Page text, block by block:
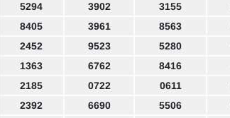
5294 3902 3155
8405 3961 8563
2452 9523 5280
1363 6762 8416
2185 0722 0611
2392 6690 5506